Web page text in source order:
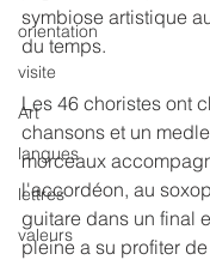
orientation
visite
Art
langues
lettres
valeurs
symbiose artistique
du temps.
Les 46 choristes ont
chansons et un
morceaux
l'accordéon, au
guitare dans un final
pleine a su profiter